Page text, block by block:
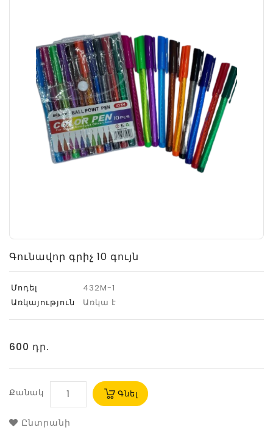
Գունավոր գրիչ 10 գույն
Մոդել
432M-1
Առկայություն
Առկա է
600 դր.
Քանակ Գնել
Ընտրանի